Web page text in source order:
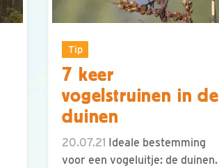
Tip
7 keer
vogelstruinen in de
duinen
20.07.21
Ideale bestemming
voor een vogeluitje: de duinen.